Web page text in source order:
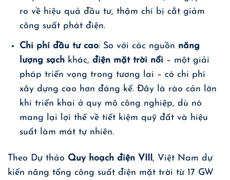
ro về hiệu quả đầu tư, thậm chí bị cắt giảm
công suất phát điện.
Chi phí đầu tư cao: So với các nguồn năng
lượng sạch khác,điện mặt trời nổi – một giải
pháp triển vọng trong tương lai – có chi phí
xây dựng cao hơn đáng kể. Đây là rào cản lớn
khi triển khai ở quy mô công nghiệp, dù nó
mang lại lợi thế về tiết kiệm quỹ đất và hiệu
suất làm mát tự nhiên.
Theo Dự thảo Quy hoạch điện VIII, Việt Nam dự
kiến nâng tổng công suất điện mặt trời từ 17 GW